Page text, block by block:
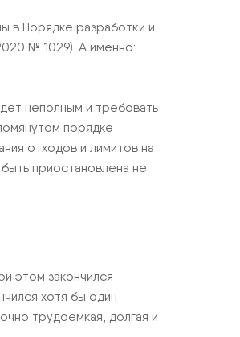
в Порядке разработки и
№ 1029). А именно:
неполным и требовать
порядке
отходов и лимитов на
приостановлена не
этом закончился
хотя бы один
трудоемкая, долгая и